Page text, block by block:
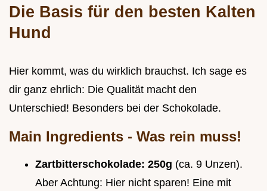
Die Basis für den besten Kalten
Hund
Hier kommt, was du wirklich brauchst. Ich sage es
dir ganz ehrlich: Die Qualität macht den
Unterschied! Besonders bei der Schokolade.
Main Ingredients - Was rein muss!
Zartbitterschokolade: 250g (ca. 9 Unzen).
Aber Achtung: Hier nicht sparen! Eine mit